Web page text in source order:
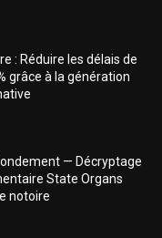
: Réduire les délais de
grâce à la génération
— Décryptage
State Organs
notoire